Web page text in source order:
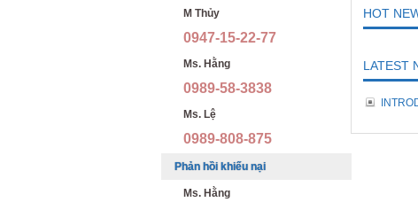
HOT
LATEST
M Thủy
0947-15-22-77
Ms. Hằng
0989-58-3838
Ms. Lệ
0989-808-875
Phản hồi khiếu nại
Ms. Hằng